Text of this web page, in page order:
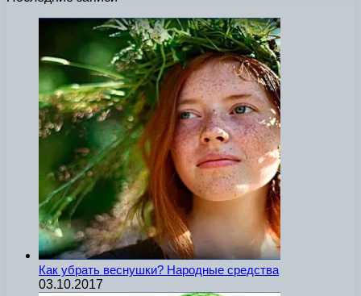
Как убрать веснушки? Народные средства
03.10.2017